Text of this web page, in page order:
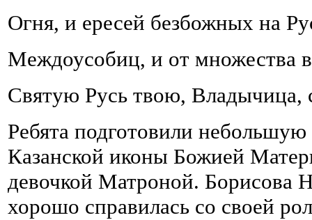
Огня, и ересей безбожных на
Междоусобиц, и от множества
Святую Русь твою, Владычица,
Ребята подготовили
Казанской иконы Божией
девочкой Матроной. Борисова
хорошо справилась со своей